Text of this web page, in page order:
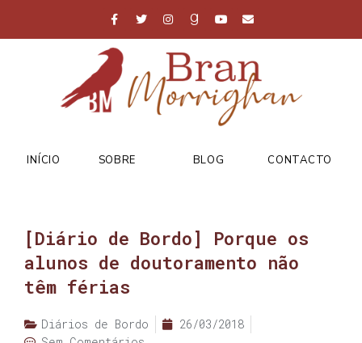
INÍCIO SOBRE BLOG CONTACTO
[Diário de Bordo] Porque os
alunos de doutoramento não
têm férias
Diários de Bordo
26/03/2018